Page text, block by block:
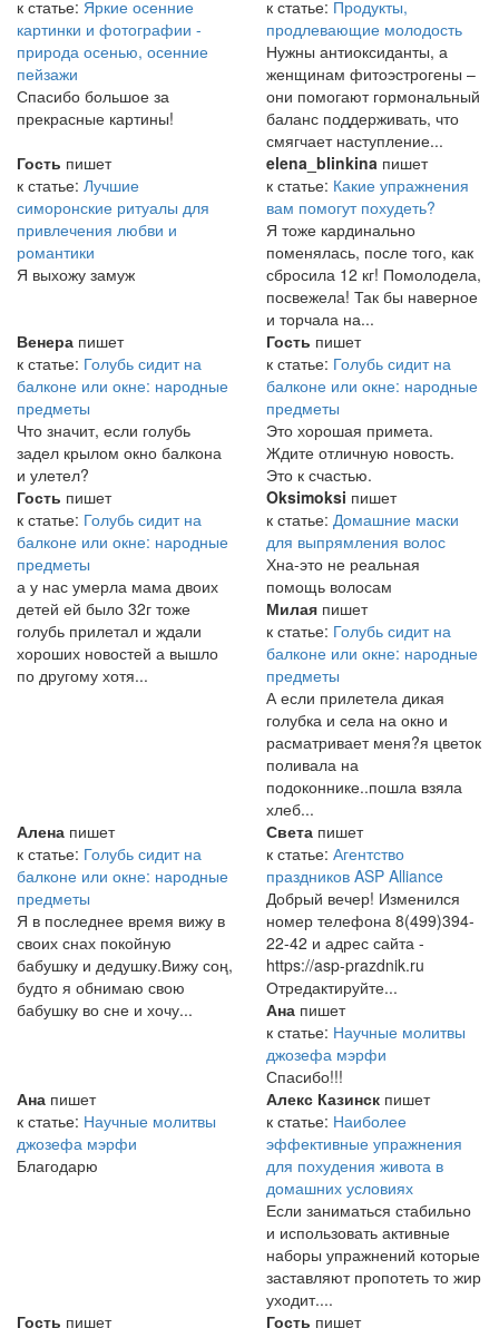
к статье: Яркие осенние
картинки и фотографии -
природа осенью, осенние
пейзажи
Спасибо большое за
прекрасные картины!
к статье: Продукты,
продлевающие молодость
Нужны антиоксиданты, а
женщинам фитоэстрогены –
они помогают гормональный
баланс поддерживать, что
смягчает наступление...
Гость пишет
к статье: Лучшие
симоронские ритуалы для
привлечения любви и
романтики
Я выхожу замуж
elena_blinkina пишет
к статье: Какие упражнения
вам помогут похудеть?
Я тоже кардинально
поменялась, после того, как
сбросила 12 кг! Помолодела,
посвежела! Так бы наверное
и торчала на...
Венера пишет
к статье: Голубь сидит на
балконе или окне: народные
предметы
Что значит, если голубь
задел крылом окно балкона
и улетел?
Гость пишет
к статье: Голубь сидит на
балконе или окне: народные
предметы
Это хорошая примета.
Ждите отличную новость.
Это к счастью.
Гость пишет
к статье: Голубь сидит на
балконе или окне: народные
предметы
а у нас умерла мама двоих
детей ей было 32г тоже
голубь прилетал и ждали
хороших новостей а вышло
по другому хотя...
Oksimoksi пишет
к статье: Домашние маски
для выпрямления волос
Хна-это не реальная
помощь волосам
Милая пишет
к статье: Голубь сидит на
балконе или окне: народные
предметы
А если прилетела дикая
голубка и села на окно и
расматривает меня?я цветок
поливала на
подоконнике..пошла взяла
хлеб...
Алена пишет
к статье: Голубь сидит на
балконе или окне: народные
предметы
Я в последнее время вижу в
своих снах покойную
бабушку и дедушку.Вижу соң,
будто я обнимаю свою
бабушку во сне и хочу...
Света пишет
к статье: Агентство
праздников ASP Alliance
Добрый вечер! Изменился
номер телефона 8(499)394-
22-42 и адрес сайта -
https://asp-prazdnik.ru
Отредактируйте...
Ана пишет
к статье: Научные молитвы
джозефа мэрфи
Спасибо!!!
Ана пишет
к статье: Научные молитвы
джозефа мэрфи
Благодарю
Алекс Казинск пишет
к статье: Наиболее
эффективные упражнения
для похудения живота в
домашних условиях
Если заниматься стабильно
и использовать активные
наборы упражнений которые
заставляют пропотеть то жир
уходит....
Гость пишет
Гость пишет